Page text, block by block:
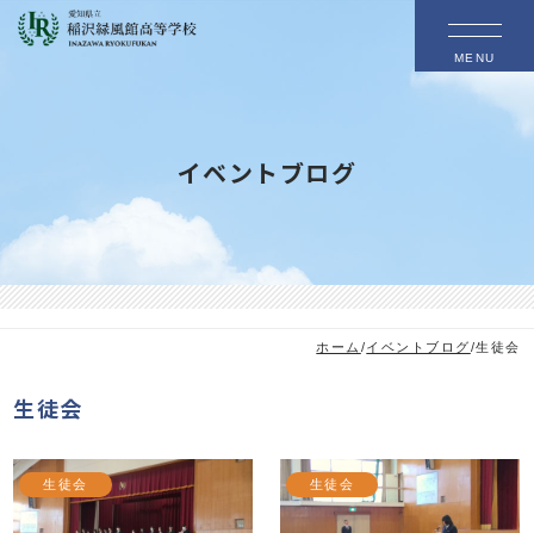
MENU
イベントブログ
ホーム /イベントブログ/生徒会
生徒会
生徒会 生徒会